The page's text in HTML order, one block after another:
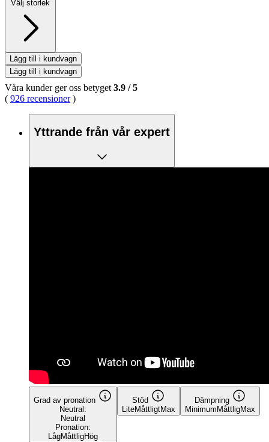
Välj storlek
Lägg till i kundvagn
Lägg till i kundvagn
Våra kunder ger oss betyget 3.9 /5
( 926 recensioner)
Yttrande från vår expert
Grad av pronation
Neutral:
Neutral
Pronation:
LågMåttligHög
Stöd
LiteMåttligtMax
Dämpning
Minimum MåttligMax